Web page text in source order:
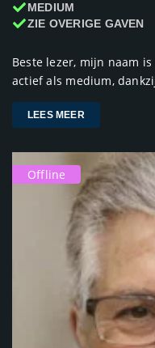
MEDIUM
ZIE OVERIGE GAVEN
Beste lezer, mijn naam
actief als medium,
LEES MEER
Offline